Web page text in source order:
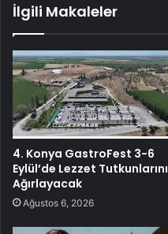
İlgili Makaleler
4. Konya GastroFest 3-6
Eylül’de Lezzet Tutkunlarını
Ağırlayacak
Ağustos 6, 2026